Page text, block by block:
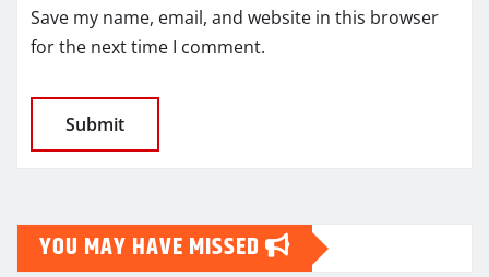
Save my name, email, and website in this browser
for the next time I comment.
YOU MAY HAVE MISSED